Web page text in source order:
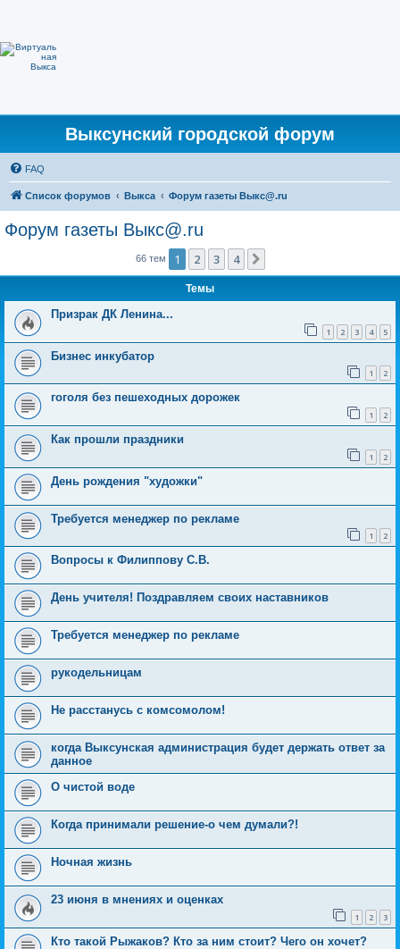
Выксунский городской форум
FAQ
Список форумов Выкса Форум газеты Выкс@.ru
Форум газеты Выкс@.ru
66 тем 1 2 3 4
Темы
Призрак ДК Ленина...
1 2 3 4 5
Бизнес инкубатор
1 2
гоголя без пешеходных дорожек
1 2
Как прошли праздники
1 2
День рождения "художки"
Требуется менеджер по рекламе
1 2
Вопросы к Филиппову С.В.
День учителя! Поздравляем своих наставников
Требуется менеджер по рекламе
рукодельницам
Не расстанусь с комсомолом!
когда Выксунская администрация будет держать ответ за
данное
О чистой воде
Когда принимали решение-о чем думали?!
Ночная жизнь
23 июня в мнениях и оценках
1 2 3
Кто такой Рыжаков? Кто за ним стоит? Чего он хочет?